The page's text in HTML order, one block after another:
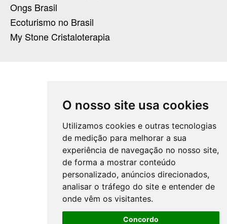
O nosso site usa cookies
Utilizamos cookies e outras tecnologias
de medição para melhorar a sua
experiência de navegação no nosso site,
de forma a mostrar conteúdo
personalizado, anúncios direcionados,
analisar o tráfego do site e entender de
onde vêm os visitantes.
Concordo
Ongs Brasil
Ecoturismo no Brasil
My Stone Cristaloterapia